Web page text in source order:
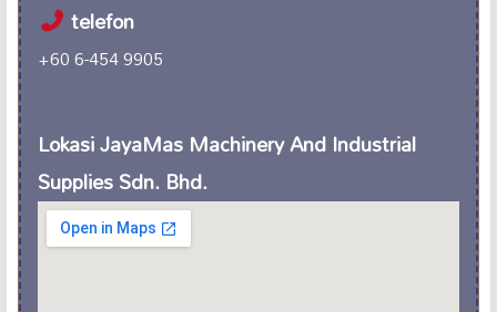
telefon
+60 6-454 9905
Lokasi JayaMas Machinery And Industrial
Supplies Sdn. Bhd.